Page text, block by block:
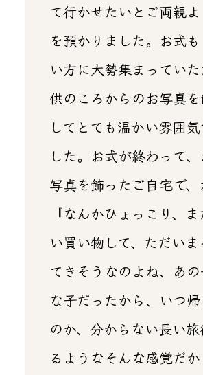
て行かせたいとご両親
を預かりました。お式
い方に大勢集まってい
供のころからのお写真を
してとても温かい雰囲
した。お式が終わって
写真を飾ったご自宅で
『なんかひょっこり、
い買い物して、ただいま
てきそうなのよね、あ
な子だったから、いつ
のか、分からない長い旅
るようなそんな感覚だ